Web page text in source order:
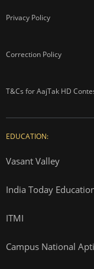
Privacy Policy
Correction Policy
T&Cs for AajTak HD
EDUCATION:
Vasant Valley
India Today
ITMI
Campus National